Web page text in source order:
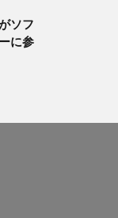
ソフ
に参